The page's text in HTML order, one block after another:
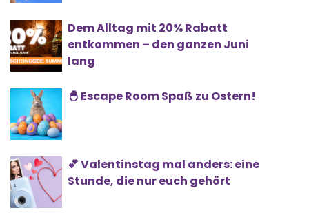
Dem Alltag mit 20% Rabatt
entkommen – den ganzen Juni
lang
🐣 Escape Room Spaß zu Ostern!
💕 Valentinstag mal anders: eine
Stunde, die nur euch gehört